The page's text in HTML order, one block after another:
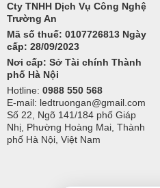
Cty TNHH Dịch Vụ Công Nghệ
Trường An
Mã số thuế: 0107726813 Ngày
cấp: 28/09/2023
Nơi cấp: Sở Tài chính Thành
phố Hà Nội
Hotline: 0988 550 568
E-mail: ledtruongan@gmail.com
Số 22, Ngõ 141/184 phố Giáp
Nhị, Phường Hoàng Mai, Thành
phố Hà Nội, Việt Nam